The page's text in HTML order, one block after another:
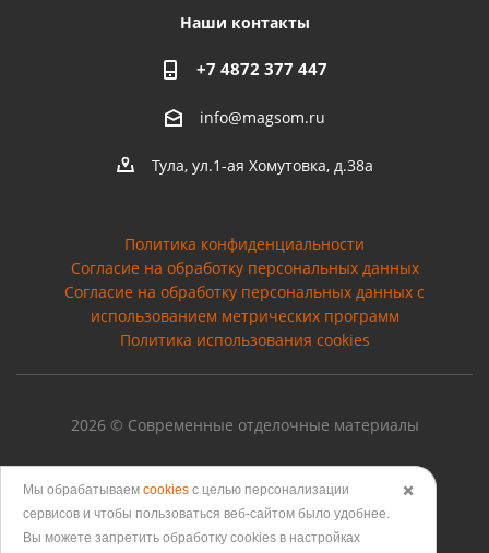
Наши контакты
+7 4872 377 447
info@magsom.ru
Тула, ул.1-ая Хомутовка, д.38а
Политика конфиденциальности
Согласие на обработку персональных данных
Cогласие на обработку персональных данных с
использованием метрических программ
Политика использования cookies
2026 © Современные отделочные материалы
Версия для печати
✖️
Мы обрабатываем cookies с целью персонализации
сервисов и чтобы пользоваться веб-сайтом было удобнее.
Вы можете запретить обработку сookies в настройках